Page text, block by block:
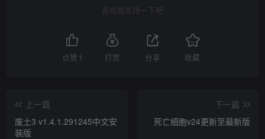
喜欢就支持一下吧
点赞 1 打赏 分享 收藏
上一篇
废土3 v1.4.1.291245中文安
装版
下一篇
死亡细胞v24更新至最新版